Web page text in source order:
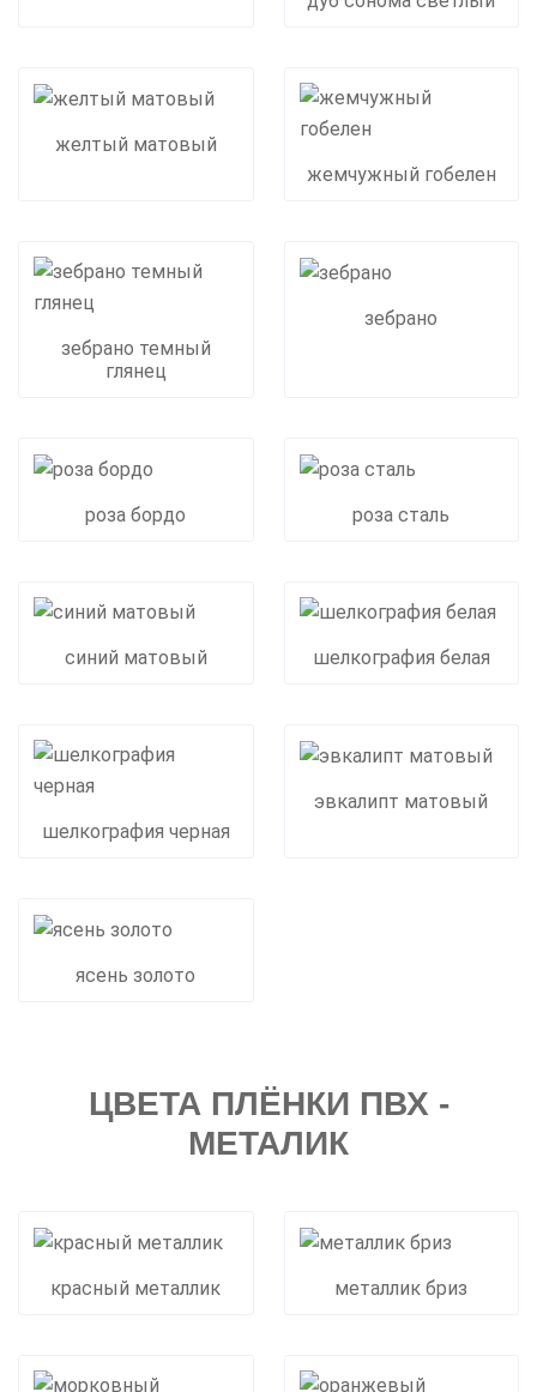
желтый матовый
жемчужный гобелен
зебрано темный
глянец
зебрано
роза бордо роза сталь
синий матовый шелкография белая
шелкография черная
эвкалипт матовый
ясень золото
ЦВЕТА ПЛЁНКИ ПВХ -
МЕТАЛИК
красный металлик металлик бриз